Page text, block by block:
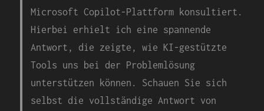
Microsoft Copilot-Plattform konsultiert.
Hierbei erhielt ich eine spannende
Antwort, die zeigte, wie KI-gestützte
Tools uns bei der Problemlösung
unterstützen können. Schauen Sie sich
selbst die vollständige Antwort von